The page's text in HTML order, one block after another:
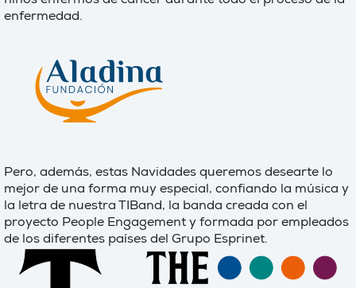
enfermedad.
Pero, además, estas Navidades queremos desearte lo
mejor de una forma muy especial, confiando la música y
la letra de nuestra TIBand, la banda creada con el
proyecto People Engagement y formada por empleados
de los diferentes países del Grupo Esprinet.